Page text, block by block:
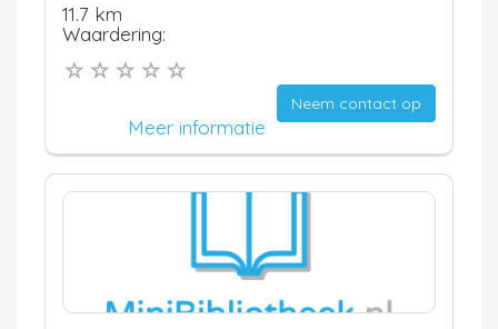
11.7 km
Waardering:
Neem contact op
Meer informatie